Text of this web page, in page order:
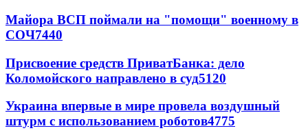
Майора ВСП поймали на "помощи" военному в
СОЧ7440
Присвоение средств ПриватБанка: дело
Коломойского направлено в суд5120
Украина впервые в мире провела воздушный
штурм с использованием роботов4775